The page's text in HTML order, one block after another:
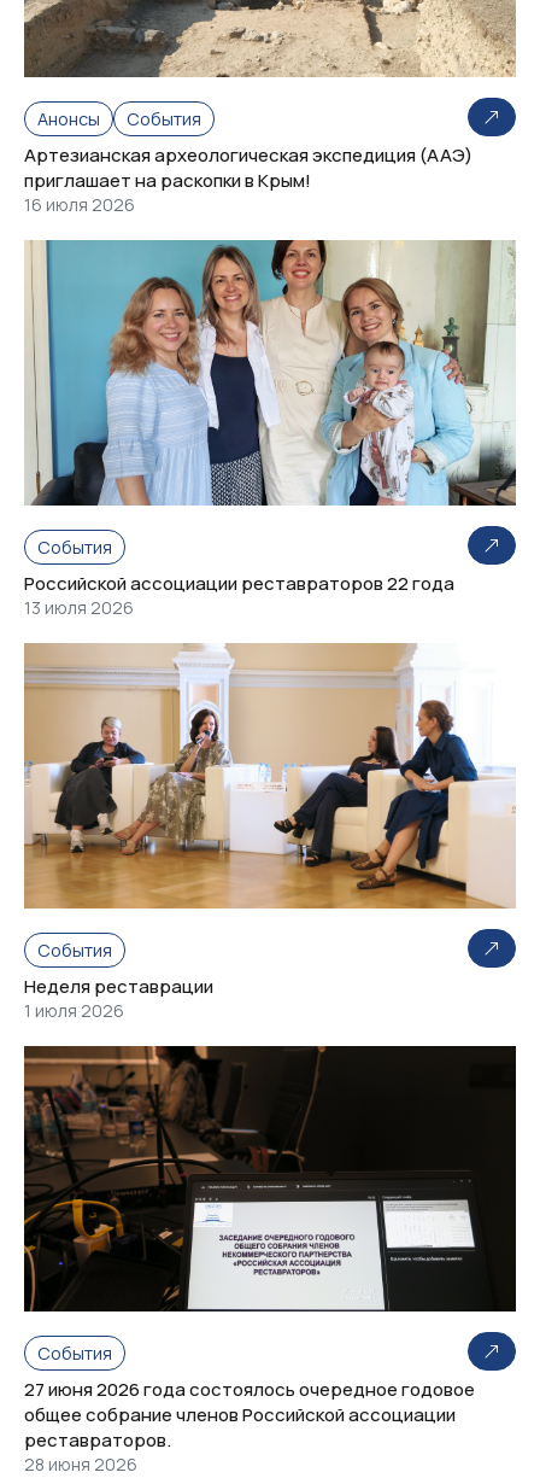
Анонсы События
Артезианская археологическая экспедиция (ААЭ)
приглашает на раскопки в Крым!
16 июля 2026
События
Российской ассоциации реставраторов 22 года
13 июля 2026
События
Неделя реставрации
1 июля 2026
События
27 июня 2026 года состоялось очередное годовое
общее собрание членов Российской ассоциации
реставраторов.
28 июня 2026